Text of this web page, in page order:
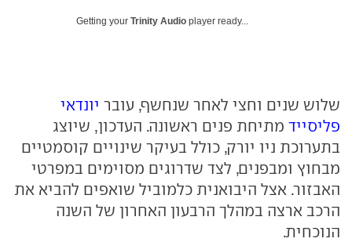
Getting your Trinity Audio player ready...
שלוש שנים וחצי לאחר שנחשף, עובר יונדאי
פליסייד מתיחת פנים ראשונה. העדכון, שיוצג
בתערוכת ניו יורק, כולל בעיקר שינויים קוסמטיים
מבחוץ ומבפנים, לצד שדרוגים מסוימים במפרטי
האבזור. אצל היבואנית כלמוביל שואפים להביא את
הרכב ארצה במהלך הרבעון האחרון של השנה
הנוכחית.